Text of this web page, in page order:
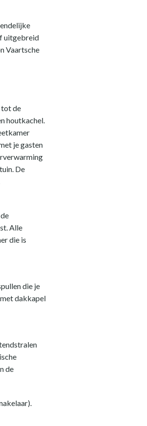
uitgebreid
Vaartsche
tot de
houtkachel.
je gasten
De
Alle
die is
die je
dakkapel
de